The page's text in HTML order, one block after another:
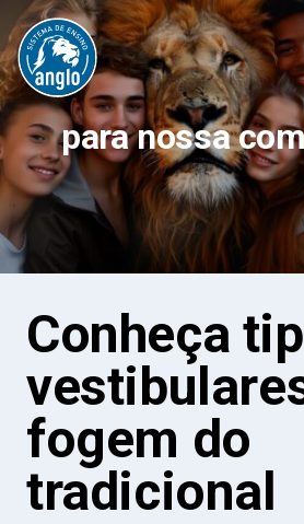
para nossa
Conheça
fogem do
tradicional